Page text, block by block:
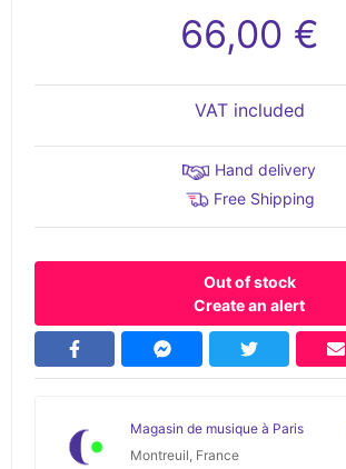
66,00 €
VAT included
Hand delivery
Free Shipping
Out of stock
Create an alert
Magasin de musique à Paris
Montreuil, France